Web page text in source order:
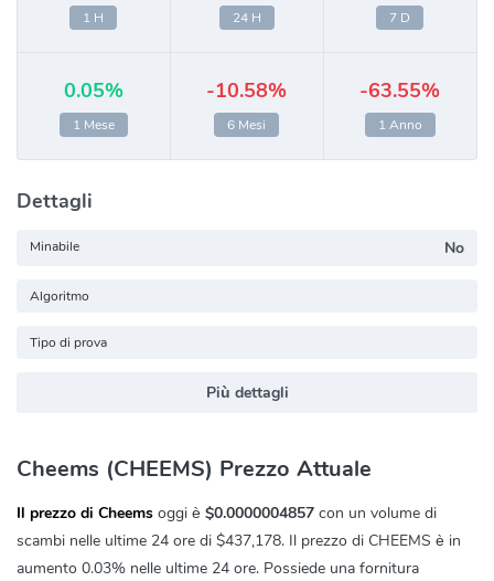
1 H 24 H 7 D
0.05%
1 Mese
-10.58%
6 Mesi
-63.55%
1 Anno
Dettagli
Minabile No
Algoritmo
Tipo di prova
Più dettagli
Cheems (CHEEMS) Prezzo Attuale
Il prezzo di Cheems oggi è $0.0000004857 con un volume di
scambi nelle ultime 24 ore di $437,178. Il prezzo di CHEEMS è in
aumento 0.03% nelle ultime 24 ore. Possiede una fornitura